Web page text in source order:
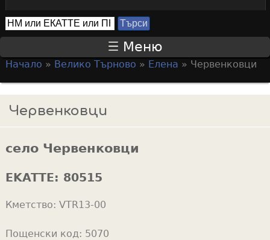
S
e
r
c
h
f
r
m
Т
ъ
с
и
Меню
o
u
r
e
e
Начало » Велико Търново » Елена » Червенковци
Червенковци
село Червенковци
EKATTE: 80515
Кметство: VTR13-00
Пощенски код: 5070